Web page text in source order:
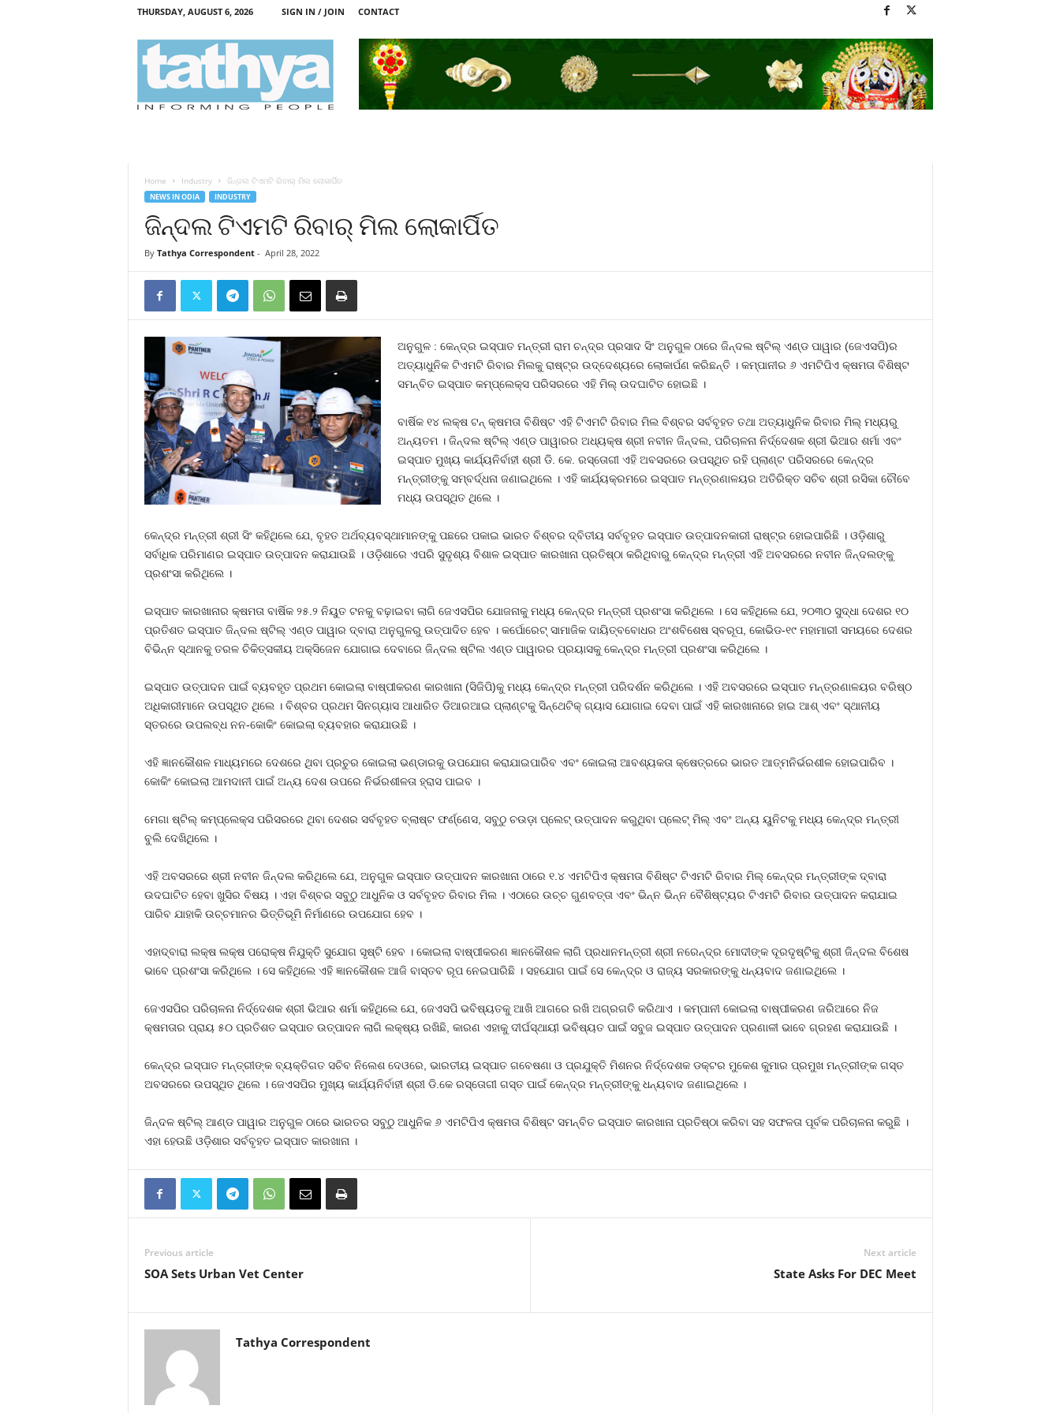
THURSDAY, AUGUST 6, 2026 SIGN IN / JOIN CONTACT
Home Industry ଜିନ୍ଦଲ ଟିଏମଟି ରିବାର୍‌ ମିଲ ଲୋକାର୍ପିତ
NEWS IN ODIA INDUSTRY
ଜିନ୍ଦଲ ଟିଏମଟି ରିବାର୍‌ ମିଲ ଲୋକାର୍ପିତ
By Tathya Correspondent- April 28, 2022
ଅନୁଗୁଳ : କେନ୍ଦ୍ର ଇସ୍ପାତ ମନ୍ତ୍ରୀ ରାମ ଚନ୍ଦ୍ର ପ୍ରସାଦ ସିଂ ଅନୁଗୁଳ ଠାରେ ଜିନ୍ଦଲ ଷ୍ଟିଲ୍‌ ଏଣ୍ଡ ପାୱାର (ଜେଏସପି)ର
ଅତ୍ୟାଧୁନିକ ଟିଏମଟି ରିବାର ମିଲକୁ ରାଷ୍ଟ୍ର ଉଦ୍ଦେଶ୍ୟରେ ଲୋକାର୍ପଣ କରିଛନ୍ତି । କମ୍ପାନୀର ୬ ଏମଟିପିଏ କ୍ଷମତା ବିଶିଷ୍ଟ
ସମନ୍ବିତ ଇସ୍ପାତ କମ୍ପ୍ଲେକ୍ସ ପରିସରରେ ଏହି ମିଲ୍‌ ଉଦଘାଟିତ ହୋଇଛି ।
ବାର୍ଷିକ ୧୪ ଲକ୍ଷ ଟନ୍‌ କ୍ଷମତା ବିଶିଷ୍ଟ ଏହି ଟିଏମଟି ରିବାର ମିଲ ବିଶ୍ବର ସର୍ବବୃହତ ତଥା ଅତ୍ୟାଧୁନିକ ରିବାର ମିଲ୍‌ ମଧ୍ୟରୁ
ଅନ୍ୟତମ । ଜିନ୍ଦଲ ଷ୍ଟିଲ୍‌ ଏଣ୍ଡ ପାୱାରର ଅଧ୍ୟକ୍ଷ ଶ୍ରୀ ନବୀନ ଜିନ୍ଦଲ, ପରିଚାଳନା ନିର୍ଦ୍ଦେଶକ ଶ୍ରୀ ଭିଆର ଶର୍ମା ଏବଂ
ଇସ୍ପାତ ମୁଖ୍ୟ କାର୍ଯ୍ୟନିର୍ବାହୀ ଶ୍ରୀ ଡି. କେ. ରସ୍ତୋଗୀ ଏହି ଅବସରରେ ଉପସ୍ଥିତ ରହି ପ୍ଲାଣ୍ଟ ପରିସରରେ କେନ୍ଦ୍ର
ମନ୍ତ୍ରୀଙ୍କୁ ସମ୍ବର୍ଦ୍ଧନା ଜଣାଇଥିଲେ । ଏହି କାର୍ଯ୍ୟକ୍ରମରେ ଇସ୍ପାତ ମନ୍ତ୍ରଣାଳୟର ଅତିରିକ୍ତ ସଚିବ ଶ୍ରୀ ରସିକା ଚୌବେ
ମଧ୍ୟ ଉପସ୍ଥିତ ଥିଲେ ।
କେନ୍ଦ୍ର ମନ୍ତ୍ରୀ ଶ୍ରୀ ସିଂ କହିଥିଲେ ଯେ, ବୃହତ ଅର୍ଥବ୍ୟବସ୍ଥାମାନଙ୍କୁ ପଛରେ ପକାଇ ଭାରତ ବିଶ୍ବର ଦ୍ବିତୀୟ ସର୍ବବୃହତ ଇସ୍ପାତ ଉତ୍ପାଦନକାରୀ ରାଷ୍ଟ୍ର ହୋଇପାରିଛି । ଓଡ଼ିଶାରୁ
ସର୍ବାଧିକ ପରିମାଣର ଇସ୍ପାତ ଉତ୍ପାଦନ କରାଯାଉଛି । ଓଡ଼ିଶାରେ ଏପରି ସୁଦୃଶ୍ୟ ବିଶାଳ ଇସ୍ପାତ କାରଖାନା ପ୍ରତିଷ୍ଠା କରିଥିବାରୁ କେନ୍ଦ୍ର ମନ୍ତ୍ରୀ ଏହି ଅବସରରେ ନବୀନ ଜିନ୍ଦଲଙ୍କୁ
ପ୍ରଶଂସା କରିଥିଲେ ।
ଇସ୍ପାତ କାରଖାନାର କ୍ଷମତା ବାର୍ଷିକ ୨୫.୨ ନିୟୁତ ଟନକୁ ବଢ଼ାଇବା ଲାଗି ଜେଏସପିର ଯୋଜନାକୁ ମଧ୍ୟ କେନ୍ଦ୍ର ମନ୍ତ୍ରୀ ପ୍ରଶଂସା କରିଥିଲେ । ସେ କହିଥିଲେ ଯେ, ୨୦୩୦ ସୁଦ୍ଧା ଦେଶର ୧୦
ପ୍ରତିଶତ ଇସ୍ପାତ ଜିନ୍ଦଲ ଷ୍ଟିଲ୍‌ ଏଣ୍ଡ ପାୱାର ଦ୍ବାରା ଅନୁଗୁଳରୁ ଉତ୍ପାଦିତ ହେବ । କର୍ପୋରେଟ୍‌ ସାମାଜିକ ଦାୟିତ୍ବବୋଧର ଅଂଶବିଶେଷ ସ୍ବରୂପ, କୋଭିଡ-୧୯ ମହାମାରୀ ସମୟରେ ଦେଶର
ବିଭିନ୍ନ ସ୍ଥାନକୁ ତରଳ ଚିକିତ୍ସକୀୟ ଅକ୍ସିଜେନ ଯୋଗାଇ ଦେବାରେ ଜିନ୍ଦଲ ଷ୍ଟିଲ ଏଣ୍ଡ ପାୱାରର ପ୍ରୟାସକୁ କେନ୍ଦ୍ର ମନ୍ତ୍ରୀ ପ୍ରଶଂସା କରିଥିଲେ ।
ଇସ୍ପାତ ଉତ୍ପାଦନ ପାଇଁ ବ୍ୟବହୃତ ପ୍ରଥମ କୋଇଲା ବାଷ୍ପୀକରଣ କାରଖାନା (ସିଜିପି)କୁ ମଧ୍ୟ କେନ୍ଦ୍ର ମନ୍ତ୍ରୀ ପରିଦର୍ଶନ କରିଥିଲେ । ଏହି ଅବସରରେ ଇସ୍ପାତ ମନ୍ତ୍ରଣାଳୟର ବରିଷ୍ଠ
ଅଧିକାରୀମାନେ ଉପସ୍ଥିତ ଥିଲେ । ବିଶ୍ବର ପ୍ରଥମ ସିନଗ୍ୟାସ ଆଧାରିତ ଡିଆରଆଇ ପ୍ଲାଣ୍ଟକୁ ସିନ୍ଥେଟିକ୍‌ ଗ୍ୟାସ ଯୋଗାଇ ଦେବା ପାଇଁ ଏହି କାରଖାନାରେ ହାଇ ଆଶ୍‌ ଏବଂ ସ୍ଥାନୀୟ
ସ୍ତରରେ ଉପଲବ୍ଧ ନନ-କୋକିଂ କୋଇଲା ବ୍ୟବହାର କରାଯାଉଛି ।
ଏହି ଜ୍ଞାନକୌଶଳ ମାଧ୍ୟମରେ ଦେଶରେ ଥିବା ପ୍ରଚୁର କୋଇଲା ଭଣ୍ଡାରକୁ ଉପଯୋଗ କରାଯାଇପାରିବ ଏବଂ କୋଇଲା ଆବଶ୍ୟକତା କ୍ଷେତ୍ରରେ ଭାରତ ଆତ୍ମନିର୍ଭରଶୀଳ ହୋଇପାରିବ ।
କୋକିଂ କୋଇଲା ଆମଦାନୀ ପାଇଁ ଅନ୍ୟ ଦେଶ ଉପରେ ନିର୍ଭରଶୀଳତା ହ୍ରାସ ପାଇବ ।
ମେଗା ଷ୍ଟିଲ୍‌ କମ୍ପ୍ଲେକ୍ସ ପରିସରରେ ଥିବା ଦେଶର ସର୍ବବୃହତ ବ୍ଲାଷ୍ଟ ଫର୍ଣ୍ଣେସ, ସବୁଠୁ ଚଉଡ଼ା ପ୍ଲେଟ୍‌ ଉତ୍ପାଦନ କରୁଥିବା ପ୍ଲେଟ୍‌ ମିଲ୍‌ ଏବଂ ଅନ୍ୟ ୟୁନିଟକୁ ମଧ୍ୟ କେନ୍ଦ୍ର ମନ୍ତ୍ରୀ
ବୁଲି ଦେଖିଥିଲେ ।
ଏହି ଅବସରରେ ଶ୍ରୀ ନବୀନ ଜିନ୍ଦଲ କରିଥିଲେ ଯେ, ଅନୁଗୁଳ ଇସ୍ପାତ ଉତ୍ପାଦନ କାରଖାନା ଠାରେ ୧.୪ ଏମଟିପିଏ କ୍ଷମତା ବିଶିଷ୍ଟ ଟିଏମଟି ରିବାର ମିଲ୍‌ କେନ୍ଦ୍ର ମନ୍ତ୍ରୀଙ୍କ ଦ୍ବାରା
ଉଦଘାଟିତ ହେବା ଖୁସିର ବିଷୟ । ଏହା ବିଶ୍ବର ସବୁଠୁ ଆଧୁନିକ ଓ ସର୍ବବୃହତ ରିବାର ମିଲ । ଏଠାରେ ଉଚ୍ଚ ଗୁଣବତ୍ତା ଏବଂ ଭିନ୍ନ ଭିନ୍ନ ବୈଶିଷ୍ଟ୍ୟର ଟିଏମଟି ରିବାର ଉତ୍ପାଦନ କରାଯାଇ
ପାରିବ ଯାହାକି ଉଚ୍ଚମାନର ଭିତ୍ତିଭୂମି ନିର୍ମାଣରେ ଉପଯୋଗ ହେବ ।
ଏହାଦ୍ବାରା ଲକ୍ଷ ଲକ୍ଷ ପରୋକ୍ଷ ନିଯୁକ୍ତି ସୁଯୋଗ ସୃଷ୍ଟି ହେବ । କୋଇଲା ବାଷ୍ପୀକରଣ ଜ୍ଞାନକୌଶଳ ଲାଗି ପ୍ରଧାନମନ୍ତ୍ରୀ ଶ୍ରୀ ନରେନ୍ଦ୍ର ମୋଦୀଙ୍କ ଦୂରଦୃଷ୍ଟିକୁ ଶ୍ରୀ ଜିନ୍ଦଲ ବିଶେଷ
ଭାବେ ପ୍ରଶଂସା କରିଥିଲେ । ସେ କହିଥିଲେ ଏହି ଜ୍ଞାନକୌଶଳ ଆଜି ବାସ୍ତବ ରୂପ ନେଇପାରିଛି । ସହଯୋଗ ପାଇଁ ସେ କେନ୍ଦ୍ର ଓ ରାଜ୍ୟ ସରକାରଙ୍କୁ ଧନ୍ୟବାଦ ଜଣାଇଥିଲେ ।
ଜେଏସପିର ପରିଚାଳନା ନିର୍ଦ୍ଦେଶକ ଶ୍ରୀ ଭିଆର ଶର୍ମା କହିଥିଲେ ଯେ, ଜେଏସପି ଭବିଷ୍ୟତକୁ ଆଖି ଆଗରେ ରଖି ଅଗ୍ରଗତି କରିଥାଏ । କମ୍ପାନୀ କୋଇଲା ବାଷ୍ପୀକରଣ ଜରିଆରେ ନିଜ
କ୍ଷମତାର ପ୍ରାୟ ୫୦ ପ୍ରତିଶତ ଇସ୍ପାତ ଉତ୍ପାଦନ ଲାଗି ଲକ୍ଷ୍ୟ ରଖିଛି, କାରଣ ଏହାକୁ ଦୀର୍ଘସ୍ଥାୟୀ ଭବିଷ୍ୟତ ପାଇଁ ସବୁଜ ଇସ୍ପାତ ଉତ୍ପାଦନ ପ୍ରଣାଳୀ ଭାବେ ଗ୍ରହଣ କରାଯାଉଛି ।
କେନ୍ଦ୍ର ଇସ୍ପାତ ମନ୍ତ୍ରୀଙ୍କ ବ୍ୟକ୍ତିଗତ ସଚିବ ନିଲେଶ ଦେଓରେ, ଭାରତୀୟ ଇସ୍ପାତ ଗବେଷଣା ଓ ପ୍ରଯୁକ୍ତି ମିଶନର ନିର୍ଦ୍ଦେଶକ ଡକ୍ଟର ମୁକେଶ କୁମାର ପ୍ରମୁଖ ମନ୍ତ୍ରୀଙ୍କ ଗସ୍ତ
ଅବସରରେ ଉପସ୍ଥିତ ଥିଲେ । ଜେଏସପିର ମୁଖ୍ୟ କାର୍ଯ୍ୟନିର୍ବାହୀ ଶ୍ରୀ ଡି.କେ ରସ୍ତୋଗୀ ଗସ୍ତ ପାଇଁ କେନ୍ଦ୍ର ମନ୍ତ୍ରୀଙ୍କୁ ଧନ୍ୟବାଦ ଜଣାଇଥିଲେ ।
ଜିନ୍ଦଳ ଷ୍ଟିଲ୍‌ ଆଣ୍ଡ ପାୱାର ଅନୁଗୁଳ ଠାରେ ଭାରତର ସବୁଠୁ ଆଧୁନିକ ୬ ଏମଟିପିଏ କ୍ଷମତା ବିଶିଷ୍ଟ ସମନ୍ବିତ ଇସ୍ପାତ କାରଖାନା ପ୍ରତିଷ୍ଠା କରିବା ସହ ସଫଳତା ପୂର୍ବକ ପରିଚାଳନା କରୁଛି ।
ଏହା ହେଉଛି ଓଡ଼ିଶାର ସର୍ବବୃହତ ଇସ୍ପାତ କାରଖାନା ।
Previous article
SOA Sets Urban Vet Center
Next article
State Asks For DEC Meet
Tathya Correspondent